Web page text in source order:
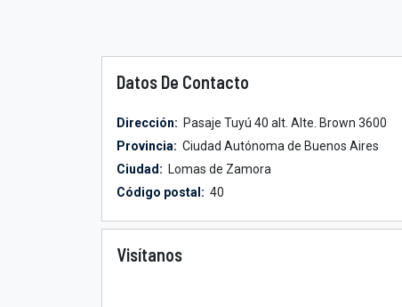
Datos De Contacto
Dirección: Pasaje Tuyú 40 alt. Alte. Brown 3600
Provincia: Ciudad Autónoma de Buenos Aires
Ciudad: Lomas de Zamora
Código postal: 40
Visítanos